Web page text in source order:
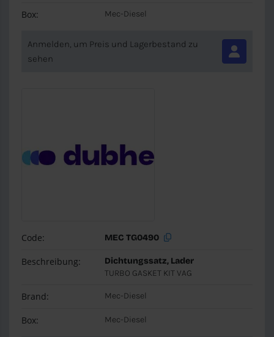
Box: Mec-Diesel
Anmelden, um Preis und Lagerbestand zu
sehen
Code: MEC TG0490
Beschreibung:
Dichtungssatz, Lader
TURBO GASKET KIT VAG
Brand: Mec-Diesel
Box: Mec-Diesel